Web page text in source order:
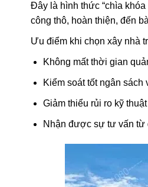
Đây là hình thức “chìa
công thô, hoàn thiện, đến
Ưu điểm khi chọn xây nhà
Không mất thời gian
Kiểm soát tốt ngân sách
Giảm thiểu rủi ro kỹ
Nhận được sự tư vấn từ